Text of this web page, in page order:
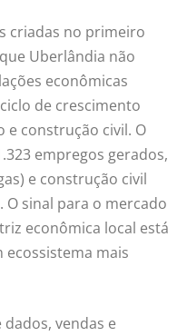
criadas no primeiro
Uberlândia não
econômicas
de crescimento
e construção civil. O
empregos gerados,
e construção civil
O sinal para o mercado
econômica local está
mais
vendas e